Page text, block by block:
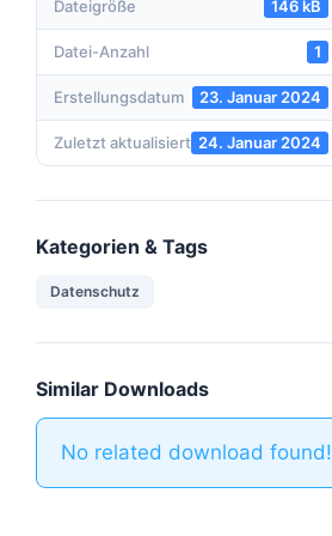
Dateigröße 146 kB
Datei-Anzahl 1
Erstellungsdatum 23. Januar 2024
Zuletzt aktualisiert 24. Januar 2024
Kategorien & Tags
Datenschutz
Similar Downloads
No related download found!